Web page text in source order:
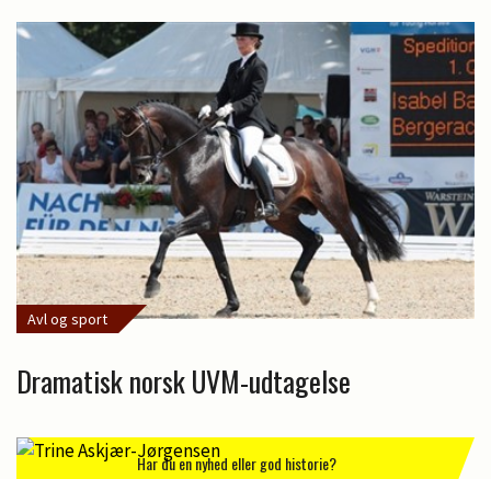
Avl og sport
Dramatisk norsk UVM-udtagelse
Har du en nyhed eller god historie?